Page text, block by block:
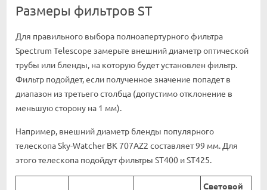
Размеры фильтров ST
Для правильного выбора полноапертурного фильтра
Spectrum Telescope замерьте внешний диаметр оптической
трубы или бленды, на которую будет установлен фильтр.
Фильтр подойдет, если полученное значение попадет в
диапазон из третьего столбца (допустимо отклонение в
меньшую сторону на 1 мм).
Например, внешний диаметр бленды популярного
телескопа Sky-Watcher BK 707AZ2 составляет 99 мм. Для
этого телескопа подойдут фильтры ST400 и ST425.
Световой